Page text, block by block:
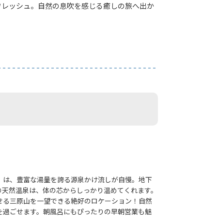
ッシュ。自然の息吹を感じる癒しの旅へ出か
、豊富な湯量を誇る源泉かけ流しが自慢。地下
温泉は、体の芯からしっかり温めてくれます。
三原山を一望できる絶好のロケーション！自然
ごせます。朝風呂にもぴったりの早朝営業も魅